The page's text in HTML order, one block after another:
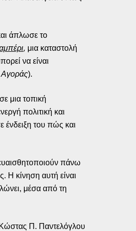
άπλωσε το
, μια καταστολή
να είναι
Αγοράς).
μια τοπική
πολιτική και
ένδειξη του πώς και
πάνω
Η κίνηση αυτή είναι
μέσα από τη
Κώστας Π. Παντελόγλου